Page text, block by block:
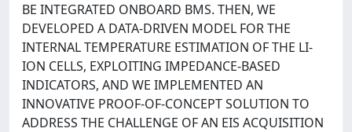
BE INTEGRATED ONBOARD BMS. THEN, WE
DEVELOPED A DATA-DRIVEN MODEL FOR THE
INTERNAL TEMPERATURE ESTIMATION OF THE LI-
ION CELLS, EXPLOITING IMPEDANCE-BASED
INDICATORS, AND WE IMPLEMENTED AN
INNOVATIVE PROOF-OF-CONCEPT SOLUTION TO
ADDRESS THE CHALLENGE OF AN EIS ACQUISITION